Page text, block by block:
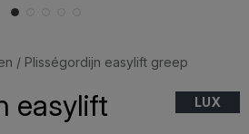
/ Plisségordijn easylift greep
easylift
LUX